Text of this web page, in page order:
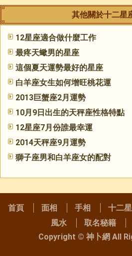
其他關於十二星
12星座適合做什麼工作
最疼天蠍男的星座
這個夏天運勢最好的星座
白羊座女生如何增旺桃花運
2013巨蟹座2月運勢
10月9日出生的天秤座性格特點
12星座7月份誰最幸運
​2014天秤座9月運勢
獅子座男和白羊座女的配對
首頁 面相 手相 十二
風水
取名秘籍
Copyright © 神卜網 All